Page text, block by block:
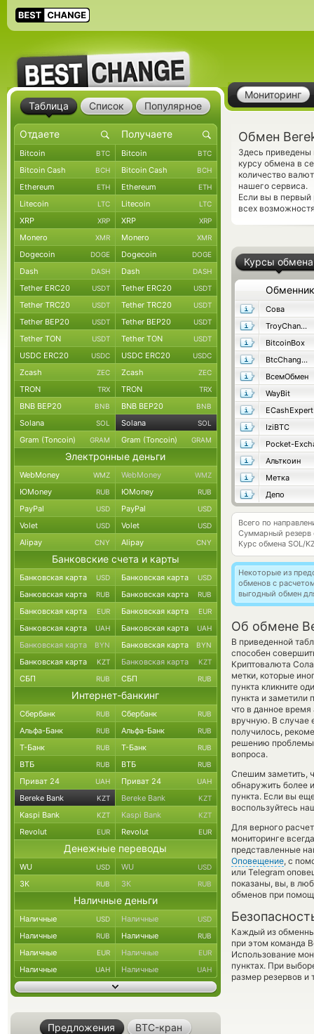
Мониторинг
Обмен
Здесь
курсу обмена в
количество
нашего сервиса.
Если вы в первый
всех
Курсы обмена
Обменник
Сова
TroyChange
BitcoinBox
BtcChange24
ВсемОбмен
WayBit
ECashExpert
IziBTC
Pocket-
Альткоин
Метка
Депо
Всего по
Суммарный резерв
Курс обмена SOL/
Некоторые из
обменов с
выгодный обмен
Об обмене
В приведенной
способен
Криптовалюта
метки, которые
пункта кликните
пункта и заметили
что в данное
вручную. В случае
получилось,
решению проблемы
вопроса.
Спешим заметить,
обнаружить более
пункта. Если вы
воспользуйтесь
Для верного
мониторинге
представленные
Оповещение, с
или Telegram
показаны, вы, в
обменов при
Каждый из
при этом команда
Использование
пунктах. При
размер резервов и
Таблица Список Популярное
Bitcoin BTC Bitcoin BTC
Bitcoin Cash BCH Bitcoin Cash BCH
Ethereum ETH Ethereum ETH
Litecoin LTC Litecoin LTC
XRP XRP XRP XRP
Monero XMR Monero XMR
Dogecoin DOGE Dogecoin DOGE
Dash DASH Dash DASH
Tether ERC20 USDT Tether ERC20 USDT
Tether TRC20 USDT Tether TRC20 USDT
Tether BEP20 USDT Tether BEP20 USDT
Tether TON USDT Tether TON USDT
USDC ERC20 USDC USDC ERC20 USDC
Zcash ZEC Zcash ZEC
TRON TRX TRON TRX
BNB BEP20 BNB BNB BEP20 BNB
Solana SOL Solana SOL
Gram (Toncoin) GRAM Gram (Toncoin) GRAM
Электронные деньги
WebMoney WMZ WebMoney WMZ
ЮMoney RUB ЮMoney RUB
PayPal USD PayPal USD
Volet USD Volet USD
Alipay CNY Alipay CNY
Банковские счета и карты
Банковская карта USD Банковская карта USD
Банковская карта RUB Банковская карта RUB
Банковская карта EUR Банковская карта EUR
Банковская карта UAH Банковская карта UAH
Банковская карта BYN Банковская карта BYN
Банковская карта KZT Банковская карта KZT
СБП RUB СБП RUB
Интернет-банкинг
Сбербанк RUB Сбербанк RUB
Альфа-Банк RUB Альфа-Банк RUB
Т-Банк RUB Т-Банк RUB
ВТБ RUB ВТБ RUB
Приват 24 UAH Приват 24 UAH
Bereke Bank KZT Bereke Bank KZT
Kaspi Bank KZT Kaspi Bank KZT
Revolut EUR Revolut EUR
Денежные переводы
WU USD WU USD
ЗК RUB ЗК RUB
Наличные деньги
Наличные USD Наличные USD
Наличные RUB Наличные RUB
Наличные EUR Наличные EUR
Наличные UAH Наличные UAH
Предложения BTC-кран